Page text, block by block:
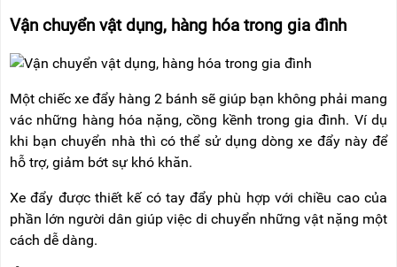
ĐẨY
DÂY
THOÁT
HIỂM
TỰ
ĐỘNG
NÂNG
TAY
Vận chuyển vật dụng, hàng hóa trong gia đình
Một chiếc xe đẩy hàng 2 bánh sẽ giúp bạn không phải mang
vác những hàng hóa nặng, cồng kềnh trong gia đình. Ví dụ
khi bạn chuyển nhà thì có thể sử dụng dòng xe đẩy này để
hỗ trợ, giảm bớt sự khó khăn.
Xe đẩy được thiết kế có tay đẩy phù hợp với chiều cao của
phần lớn người dân giúp việc di chuyển những vật nặng một
cách dễ dàng.